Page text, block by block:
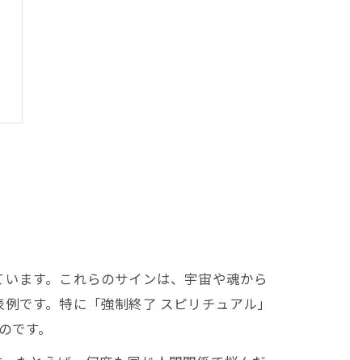
ます。これらのサインは、宇宙や魂から
です。特に「強制終了 スピリチュアル」
す。